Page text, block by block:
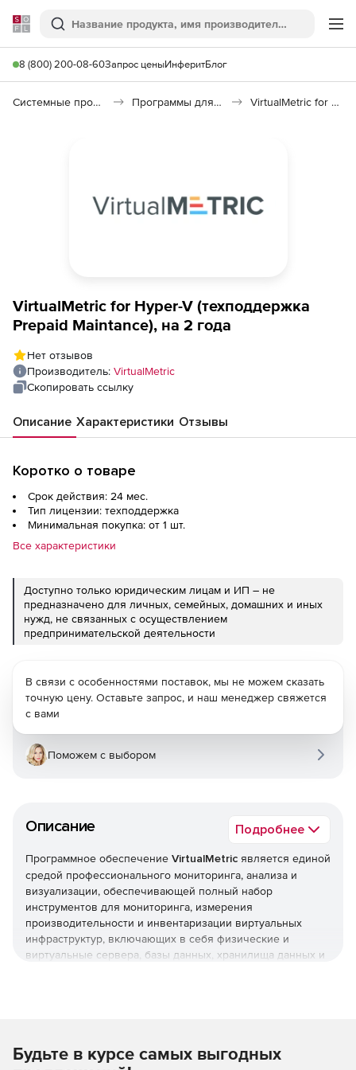
Softline
Поиск
8 (800) 200-08-60Запрос ценыИнферитБлог
Системные программы Программы для виртуализации VirtualMetric for Hyper-V
VirtualMetric for Hyper-V (техподдержка
Prepaid Maintance), на 2 года
Нет отзывов
Производитель: VirtualMetric
Скопировать ссылку
Описание Характеристики Отзывы
Коротко о товаре
Срок действия: 24 мес.
Тип лицензии: техподдержка
Минимальная покупка: от 1 шт.
Все характеристики
Доступно только юридическим лицам и ИП – не
предназначено для личных, семейных, домашних и иных
нужд, не связанных с осуществлением
предпринимательской деятельности
Описание Подробнее
Программное обеспечение VirtualMetric является единой
средой профессионального мониторинга, анализа и
визуализации, обеспечивающей полный набор
инструментов для мониторинга, измерения
производительности и инвентаризации виртуальных
инфраструктур, включающих в себя физические и
виртуальные сервера, базы данных, хранилища данных и
дополнительные модули для того, чтобы получать
дополнительную информацию. Любое количество
В связи с особенностями поставок, мы не можем сказать
точную цену. Оставьте запрос, и наш менеджер свяжется
с вами
Поможем с выбором
Будьте в курсе самых выгодных